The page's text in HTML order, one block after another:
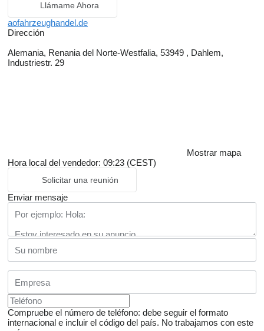
Llámame Ahora
aofahrzeughandel.de
Dirección
Alemania, Renania del Norte-Westfalia, 53949 , Dahlem,
Industriestr. 29
Mostrar mapa
Hora local del vendedor: 09:23 (CEST)
Solicitar una reunión
Enviar mensaje
Compruebe el número de teléfono: debe seguir el formato
internacional e incluir el código del país. No trabajamos con este